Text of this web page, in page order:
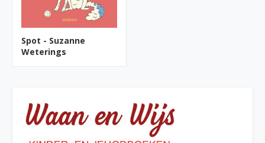
Spot - Suzanne
Weterings